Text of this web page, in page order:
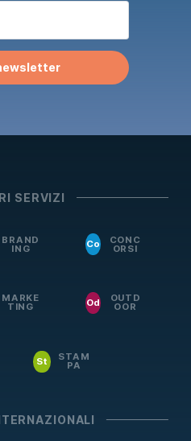
SERVIZI
BRAND
ING Co CONC
ORSI
MARKE
TING Od OUTD
OOR
St STAM
PA